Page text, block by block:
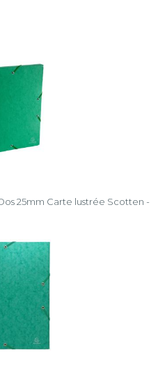
25mm Carte lustrée Scotten -